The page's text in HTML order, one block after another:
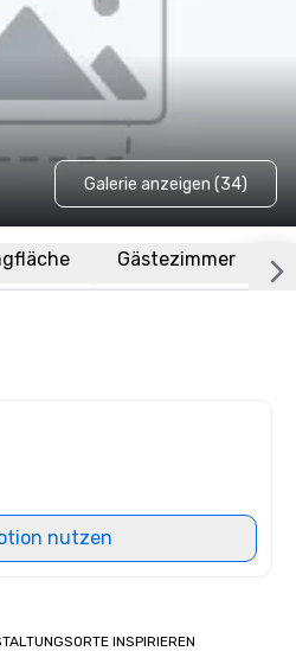
Galerie anzeigen (34)
Gästezimmer
nutzen
INSPIRIEREN